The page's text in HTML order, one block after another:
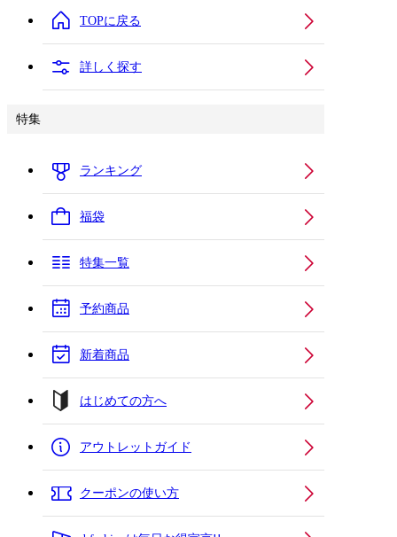
TOPに戻る
詳しく探す
特集
ランキング
福袋
特集一覧
予約商品
新着商品
はじめての方へ
アウトレットガイド
クーポンの使い方